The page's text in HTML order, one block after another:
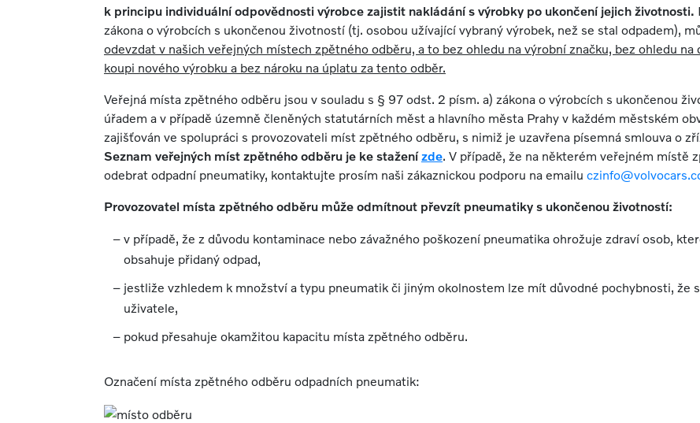
k principu individuální odpovědnosti výrobce zajistit nakládání s výrobky po ukončení jejich životnosti.
zákona o výrobcích s ukončenou životností (tj. osobou užívající vybraný výrobek, než se stal odpadem),
odevzdat v našich veřejných místech zpětného odběru, a to bez ohledu na výrobní značku, bez ohledu
koupi nového výrobku a bez nároku na úplatu za tento odběr.
Veřejná místa zpětného odběru jsou v souladu s § 97 odst. 2 písm. a) zákona o výrobcích s ukončenou
úřadem a v případě územně členěných statutárních měst a hlavního města Prahy v každém městském
zajišťován ve spolupráci s provozovateli míst zpětného odběru, s nimiž je uzavřena písemná smlouva o
Seznam veřejných míst zpětného odběru je ke stažení zde. V případě, že na některém veřejném místě
odebrat odpadní pneumatiky, kontaktujte prosím naši zákaznickou podporu na emailu
Provozovatel místa zpětného odběru může odmítnout převzít pneumatiky s ukončenou životností:
v případě, že z důvodu kontaminace nebo závažného poškození pneumatika ohrožuje zdraví osob,
obsahuje přidaný odpad,
jestliže vzhledem k množství a typu pneumatik či jiným okolnostem lze mít důvodné pochybnosti, že
uživatele,
pokud přesahuje okamžitou kapacitu místa zpětného odběru.
Označení místa zpětného odběru odpadních pneumatik: